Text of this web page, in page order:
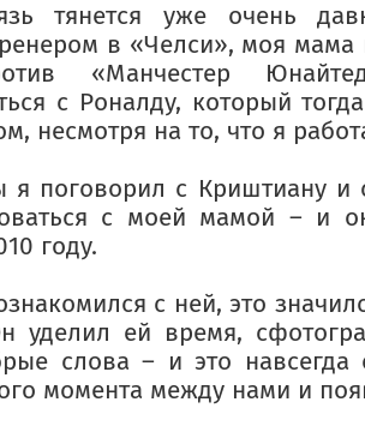
тянется уже очень
в «Челси», моя мама
«Манчестер
с Роналду, который
несмотря на то, что я
я поговорил с Криштиану и
с моей мамой – и
году.
с ней, это
уделил ей время,
слова – и это навсегда
момента между нами и